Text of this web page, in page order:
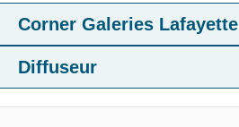
Corner Galeries Lafayette
Diffuseur